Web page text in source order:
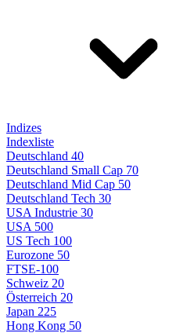
Indizes
Indexliste
Deutschland 40
Deutschland Small Cap 70
Deutschland Mid Cap 50
Deutschland Tech 30
USA Industrie 30
USA 500
US Tech 100
Eurozone 50
FTSE-100
Schweiz 20
Österreich 20
Japan 225
Hong Kong 50